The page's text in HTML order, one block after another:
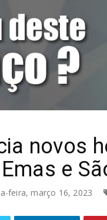
novos
e
feira, março 16, 2023